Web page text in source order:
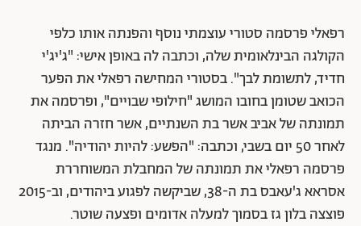
רפאלי פרסמה סטורי עוצמתי נוסף והפנתה אותו כלפי
הקולגה הבינלאומית שלה, וכתבה לה באופן אישי: "ג'יג'י
חדיד, לתשומת לבך". בסטורי המחישה רפאלי את הפער
הכואב שטומן בחובו המושג "חילופי שבויים", ופרסמה את
תמונתה של אביב אשר בת השנתיים, אשר חזרה הביתה
לאחר 50 יום בשבי, וכתבה: "הפשע: להיות יהודיה". מנגד
פרסמה רפאלי את תמונתה של המחבלת המשוחררת
אסראא ג'עאבס בת ה-38, שביקשה לפגוע ביהודים, וב-2015
פוצצה בלון גז בסמוך למעלה אדומים ופצעה שוטר.